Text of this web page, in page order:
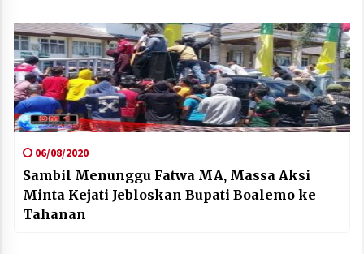
06/08/2020
Sambil Menunggu Fatwa MA, Massa Aksi
Minta Kejati Jebloskan Bupati Boalemo ke
Tahanan